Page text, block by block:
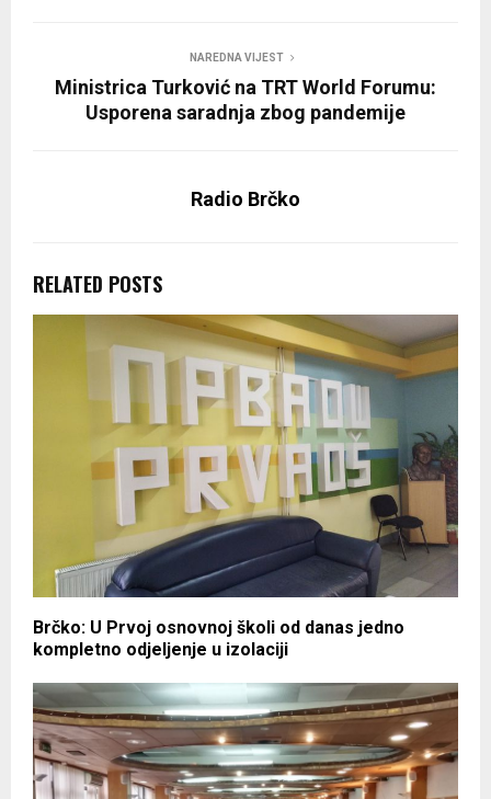
NAREDNA VIJEST
Ministrica Turković na TRT World Forumu:
Usporena saradnja zbog pandemije
Radio Brčko
RELATED POSTS
Brčko: U Prvoj osnovnoj školi od danas jedno
kompletno odjeljenje u izolaciji